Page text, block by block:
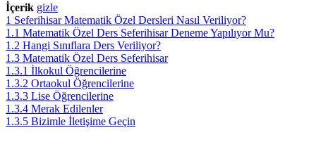
İçerik gizle
1 Seferihisar Matematik Özel Dersleri Nasıl Veriliyor?
1.1 Matematik Özel Ders Seferihisar Deneme Yapılıyor Mu?
1.2 Hangi Sınıflara Ders Veriliyor?
1.3 Matematik Özel Ders Seferihisar
1.3.1 İlkokul Öğrencilerine
1.3.2 Ortaokul Öğrencilerine
1.3.3 Lise Öğrencilerine
1.3.4 Merak Edilenler
1.3.5 Bizimle İletişime Geçin